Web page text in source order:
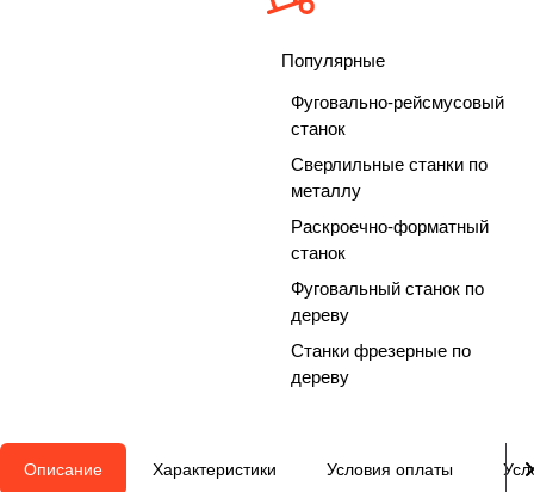
Популярные
Фуговально-рейсмусовый
станок
Сверлильные станки по
металлу
Раскроечно-форматный
станок
Фуговальный станок по
дереву
Станки фрезерные по
дереву
Описание Характеристики Условия оплаты